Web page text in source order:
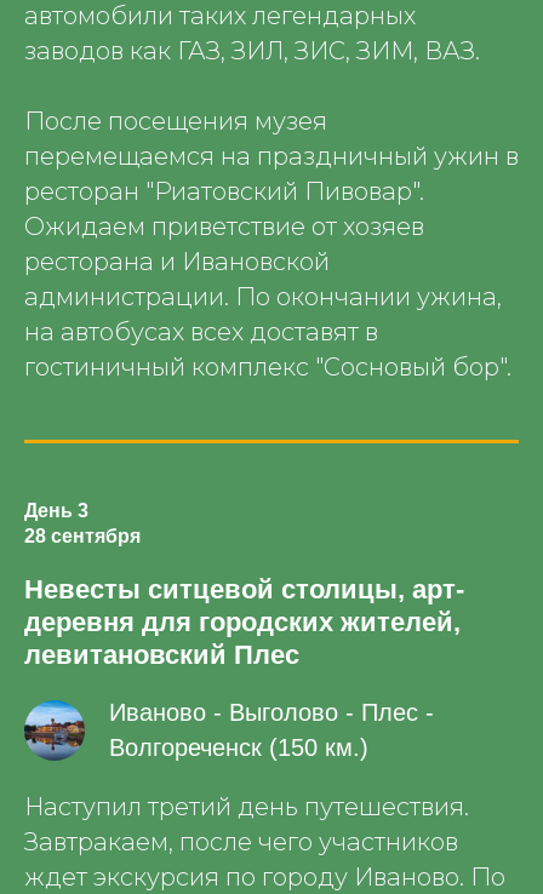
автомобили таких легендарных
заводов как ГАЗ, ЗИЛ, ЗИС, ЗИМ, ВАЗ.
После посещения музея
перемещаемся на праздничный ужин в
ресторан "Риатовский Пивовар".
Ожидаем приветствие от хозяев
ресторана и Ивановской
администрации. По окончании ужина,
на автобусах всех доставят в
гостиничный комплекс "Сосновый бор".
День 3
28 сентября
Невесты ситцевой столицы, арт-
деревня для городских жителей,
левитановский Плес
Иваново - Выголово - Плес -
Волгореченск (150 км.)
Наступил третий день путешествия.
Завтракаем, после чего участников
ждет экскурсия по городу Иваново. По